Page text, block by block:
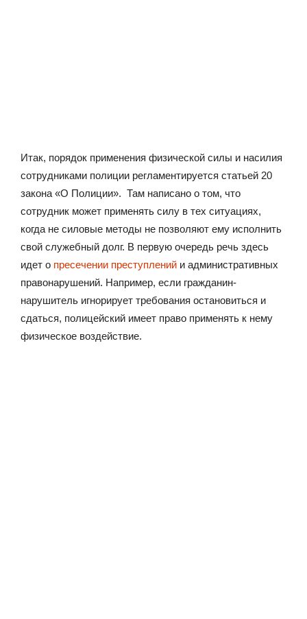
Итак, порядок применения физической силы и насилия
сотрудниками полиции регламентируется статьей 20
закона «О Полиции». Там написано о том, что
сотрудник может применять силу в тех ситуациях,
когда не силовые методы не позволяют ему исполнить
свой служебный долг. В первую очередь речь здесь
идет о пресечении преступлений и административных
правонарушений. Например, если гражданин-
нарушитель игнорирует требования остановиться и
сдаться, полицейский имеет право применять к нему
физическое воздействие.